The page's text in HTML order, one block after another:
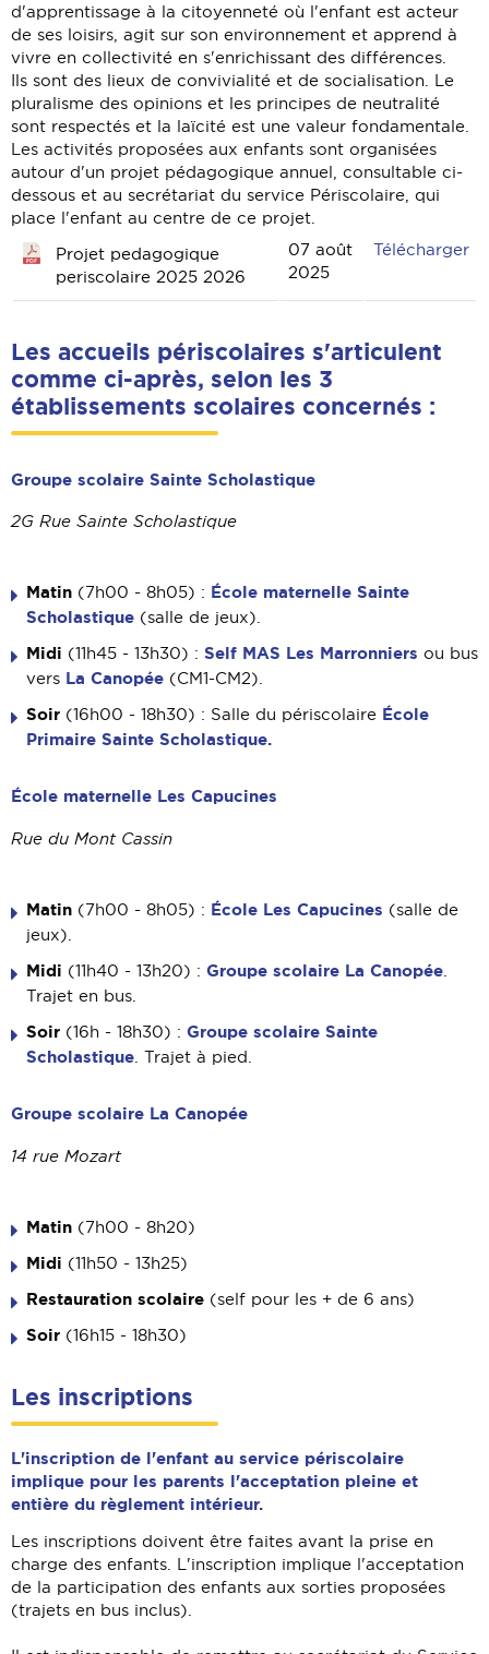
d'apprentissage à la citoyenneté où l'enfant est acteur
de ses loisirs, agit sur son environnement et apprend à
vivre en collectivité en s'enrichissant des différences.
Ils sont des lieux de convivialité et de socialisation. Le
pluralisme des opinions et les principes de neutralité
sont respectés et la laïcité est une valeur fondamentale.
Les activités proposées aux enfants sont organisées
autour d'un projet pédagogique annuel, consultable ci-
dessous et au secrétariat du service Périscolaire, qui
place l'enfant au centre de ce projet.
Projet pedagogique
periscolaire 2025 2026
07 août
2025
Télécharger
Les accueils périscolaires s'articulent
comme ci-après, selon les 3
établissements scolaires concernés :
Groupe scolaire Sainte Scholastique
2G Rue Sainte Scholastique
Matin (7h00 - 8h05) : École maternelle Sainte
Scholastique (salle de jeux).
Midi (11h45 - 13h30) : Self MAS Les Marronniers ou bus
vers La Canopée (CM1-CM2).
Soir (16h00 - 18h30) : Salle du périscolaire École
Primaire Sainte Scholastique.
École maternelle Les Capucines
Rue du Mont Cassin
Matin (7h00 - 8h05) : École Les Capucines (salle de
jeux).
Midi (11h40 - 13h20) : Groupe scolaire La Canopée.
Trajet en bus.
Soir (16h - 18h30) : Groupe scolaire Sainte
Scholastique. Trajet à pied.
Groupe scolaire La Canopée
14 rue Mozart
Matin (7h00 - 8h20)
Midi (11h50 - 13h25)
Restauration scolaire (self pour les + de 6 ans)
Soir (16h15 - 18h30)
Les inscriptions
L'inscription de l'enfant au service périscolaire
implique pour les parents l'acceptation pleine et
entière du règlement intérieur.
Les inscriptions doivent être faites avant la prise en
charge des enfants. L'inscription implique l'acceptation
de la participation des enfants aux sorties proposées
(trajets en bus inclus).